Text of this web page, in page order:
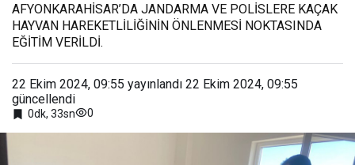
AFYONKARAHİSAR’DA JANDARMA VE POLİSLERE KAÇAK
HAYVAN HAREKETLİLİĞİNİN ÖNLENMESİ NOKTASINDA
EĞİTİM VERİLDİ.
22 Ekim 2024, 09:55 yayınlandı 22 Ekim 2024, 09:55
güncellendi
0dk, 33sn 0